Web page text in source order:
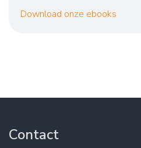
Download onze ebooks
Contact